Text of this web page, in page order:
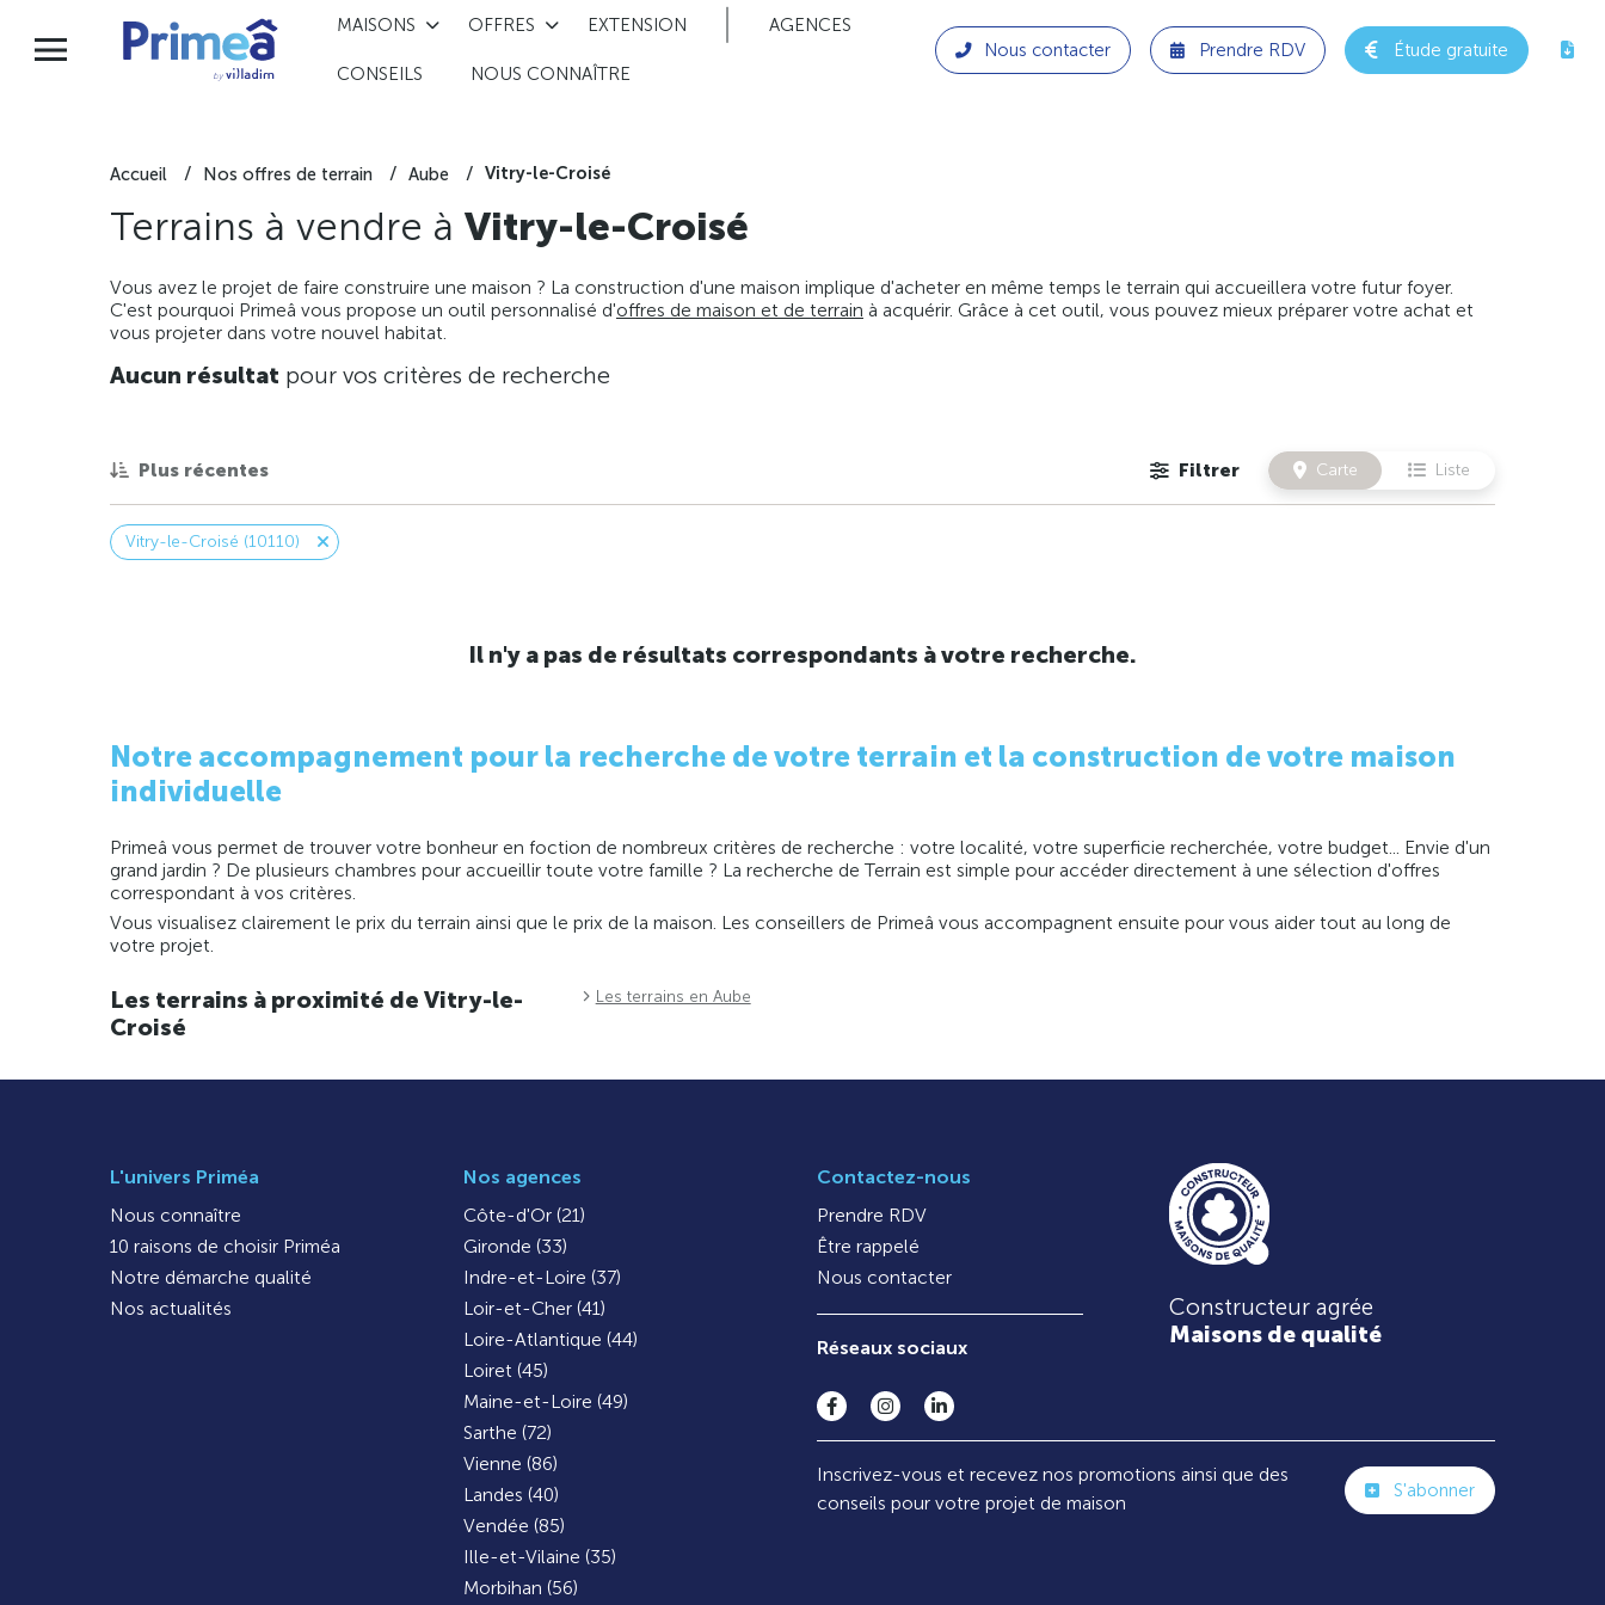
MAISONS OFFRES EXTENSION AGENCES
CONSEILS NOUS CONNAÎTRE
Nous contacter Prendre RDV Étude gratuite
Accueil Nos offres de terrain Aube Vitry-le-Croisé
Terrains à vendre à Vitry-le-Croisé
Vous avez le projet de faire construire une maison ? La construction d'une maison implique d'acheter en même temps le terrain qui accueillera votre futur foyer.
C'est pourquoi Primeâ vous propose un outil personnalisé d'offres de maison et de terrain à acquérir. Grâce à cet outil, vous pouvez mieux préparer votre achat et
vous projeter dans votre nouvel habitat.
Aucun résultat pour vos critères de recherche
Plus récentes Filtrer Carte Liste
Vitry-le-Croisé (10110)
Il n'y a pas de résultats correspondants à votre recherche.
Notre accompagnement pour la recherche de votre terrain et la construction de votre maison
individuelle
Primeâ vous permet de trouver votre bonheur en foction de nombreux critères de recherche : votre localité, votre superficie recherchée, votre budget... Envie d'un
grand jardin ? De plusieurs chambres pour accueillir toute votre famille ? La recherche de Terrain est simple pour accéder directement à une sélection d'offres
correspondant à vos critères.
Vous visualisez clairement le prix du terrain ainsi que le prix de la maison. Les conseillers de Primeâ vous accompagnent ensuite pour vous aider tout au long de
votre projet.
Les terrains à proximité de Vitry-le-
Croisé
Les terrains en Aube
L'univers Priméa
Nous connaître
10 raisons de choisir Priméa
Notre démarche qualité
Nos actualités
Nos agences
Côte-d'Or (21)
Gironde (33)
Indre-et-Loire (37)
Loir-et-Cher (41)
Loire-Atlantique (44)
Loiret (45)
Maine-et-Loire (49)
Sarthe (72)
Vienne (86)
Landes (40)
Vendée (85)
Ille-et-Vilaine (35)
Morbihan (56)
Contactez-nous
Prendre RDV
Être rappelé
Nous contacter
Réseaux sociaux
Constructeur agrée
Maisons de qualité
Inscrivez-vous et recevez nos promotions ainsi que des
conseils pour votre projet de maison
S'abonner